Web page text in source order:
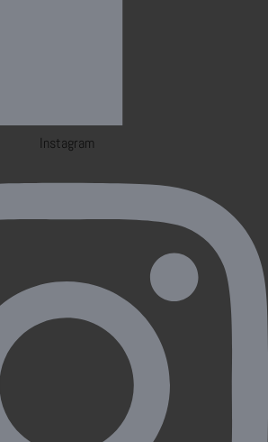
Instagram